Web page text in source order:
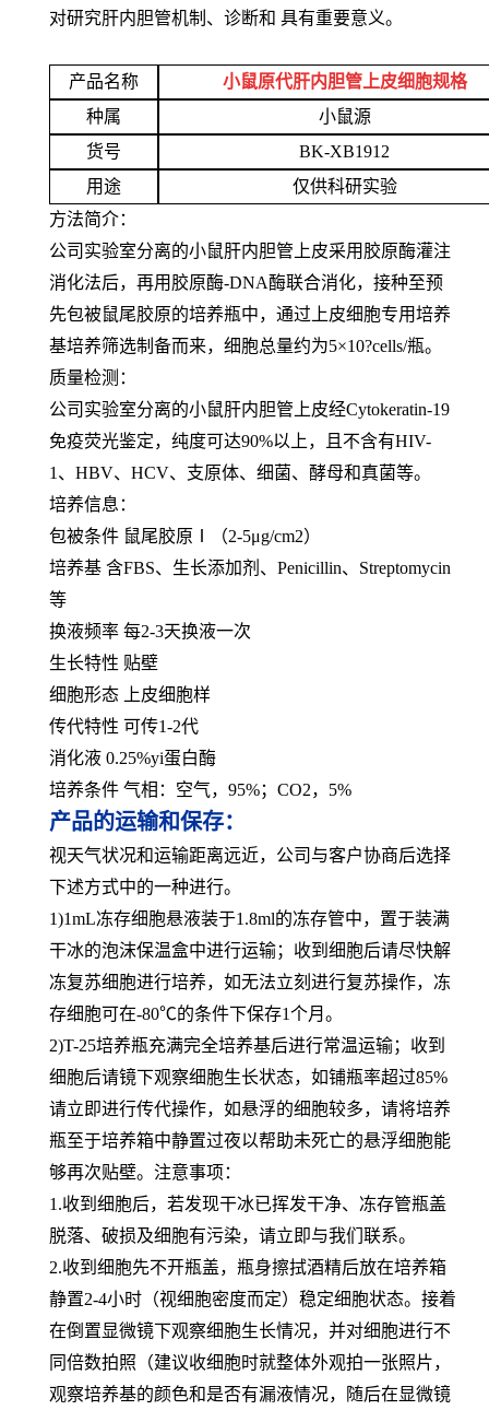
对研究肝内胆管机制、诊断和 具有重要意义。
产品名称
小鼠原代肝内胆管上皮细胞规格
种属
小鼠源
货号
BK-XB1912
用途
仅供科研实验
方法简介：
公司实验室分离的小鼠肝内胆管上皮采用胶原酶灌注
消化法后，再用胶原酶-DNA酶联合消化，接种至预
先包被鼠尾胶原的培养瓶中，通过上皮细胞专用培养
基培养筛选制备而来，细胞总量约为5×10?cells/瓶。
质量检测：
公司实验室分离的小鼠肝内胆管上皮经Cytokeratin-19
免疫荧光鉴定，纯度可达90%以上，且不含有HIV-
1、HBV、HCV、支原体、细菌、酵母和真菌等。
培养信息：
包被条件 鼠尾胶原Ⅰ（2-5μg/cm2）
培养基 含FBS、生长添加剂、Penicillin、Streptomycin
等
换液频率 每2-3天换液一次
生长特性 贴壁
细胞形态 上皮细胞样
传代特性 可传1-2代
消化液 0.25%yi蛋白酶
培养条件 气相：空气，95%；CO2，5%
产品的运输和保存：
视天气状况和运输距离远近，公司与客户协商后选择
下述方式中的一种进行。
1)1mL冻存细胞悬液装于1.8ml的冻存管中，置于装满
干冰的泡沫保温盒中进行运输；收到细胞后请尽快解
冻复苏细胞进行培养，如无法立刻进行复苏操作，冻
存细胞可在-80℃的条件下保存1个月。
2)T-25培养瓶充满完全培养基后进行常温运输；收到
细胞后请镜下观察细胞生长状态，如铺瓶率超过85%
请立即进行传代操作，如悬浮的细胞较多，请将培养
瓶至于培养箱中静置过夜以帮助未死亡的悬浮细胞能
够再次贴壁。注意事项：
1.收到细胞后，若发现干冰已挥发干净、冻存管瓶盖
脱落、破损及细胞有污染，请立即与我们联系。
2.收到细胞先不开瓶盖，瓶身擦拭酒精后放在培养箱
静置2-4小时（视细胞密度而定）稳定细胞状态。接着
在倒置显微镜下观察细胞生长情况，并对细胞进行不
同倍数拍照（建议收细胞时就整体外观拍一张照片，
观察培养基的颜色和是否有漏液情况，随后在显微镜